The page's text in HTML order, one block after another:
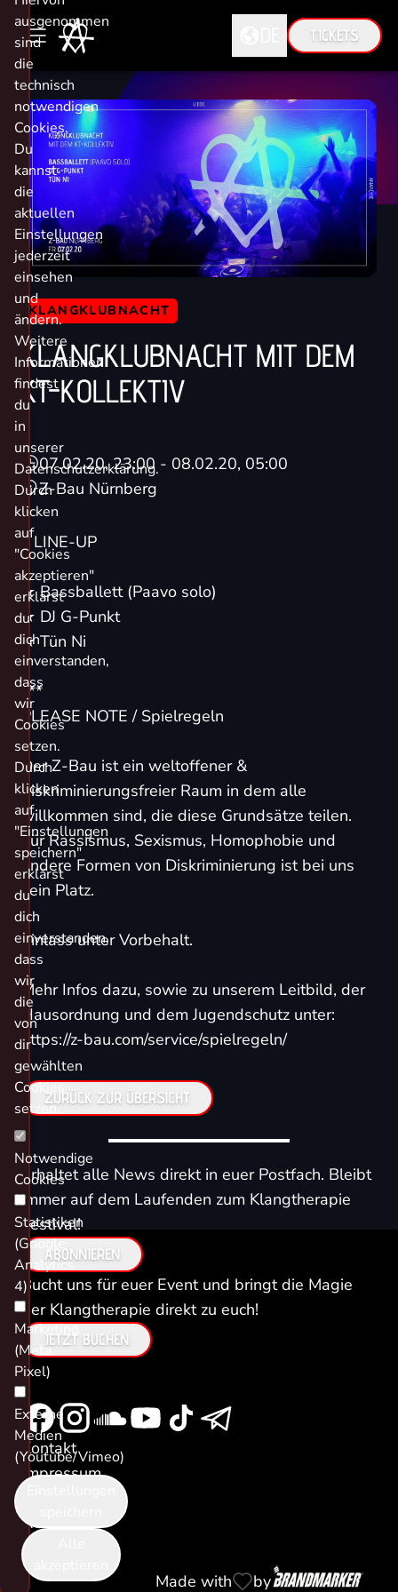
EN
TICKETS
KLANGKLUBNACHT
KLANGKLUBNACHT MIT DEM
KT-KOLLEKTIV
07.02.20, 23:00 - 08.02.20, 05:00
Z-Bau Nürnberg
// LINE-UP
★Bassballett(Paavo solo)
★ DJ G-Punkt
★Tün Ni
***
PLEASE NOTE / Spielregeln
Der Z-Bau ist ein weltoffener &
diskriminierungsfreier Raum in dem alle
willkommen sind, die diese Grundsätze teilen.
Für Rassismus, Sexismus, Homophobie und
andere Formen von Diskriminierung ist bei uns
kein Platz.
Einlass unter Vorbehalt.
Mehr Infos dazu, sowie zu unserem Leitbild, der
Hausordnung und dem Jugendschutz unter:
https://z-bau.com/service/spielregeln/
ZURÜCK ZUR ÜBERSICHT
Erhaltet alle News direkt in euer Postfach. Bleibt
immer auf dem Laufenden zum Klangtherapie
Festival!
ABONNIEREN
Bucht uns für euer Event und bringt die Magie
der Klangtherapie direkt zu euch!
JETZT BUCHEN
Kontakt
Impressum
AGB
Cookies
Made with
by
ausgenommen
sind
die
technisch
notwendigen
Cookies.
Du
kannst
die
aktuellen
Einstellungen
jederzeit
einsehen
und
ändern.
Weitere
Informationen
findest
du
in
unserer
Datenschutzerklärung.
Durch
klicken
auf
"Cookies
akzeptieren"
erklärst
du
dich
einverstanden,
dass
wir
Cookies
setzen.
Durch
klicken
auf
"Einstellungen
speichern"
erklärst
du
dich
einverstanden,
dass
wir
die
von
dir
gewählten
Cookies
setzen.
Notwendige
Cookies
Statistiken
(Google
Analytics
4)
Marketing
(Meta
Pixel)
Externe
Medien
(Youtube/Vimeo)